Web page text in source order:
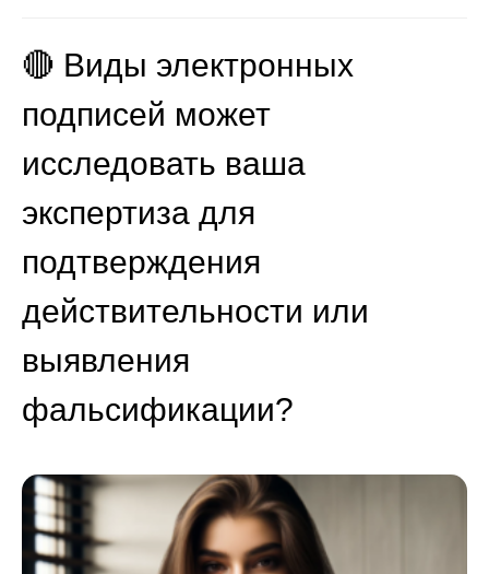
🔴 Виды электронных
подписей может
исследовать ваша
экспертиза для
подтверждения
действительности или
выявления
фальсификации?